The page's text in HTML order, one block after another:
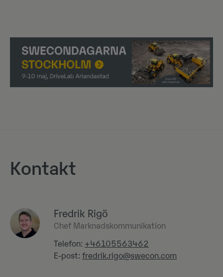
Kontakt
Fredrik Rigö
Chef Marknadskommunikation
Telefon: +46105563462
E-post: fredrik.rigo@swecon.com